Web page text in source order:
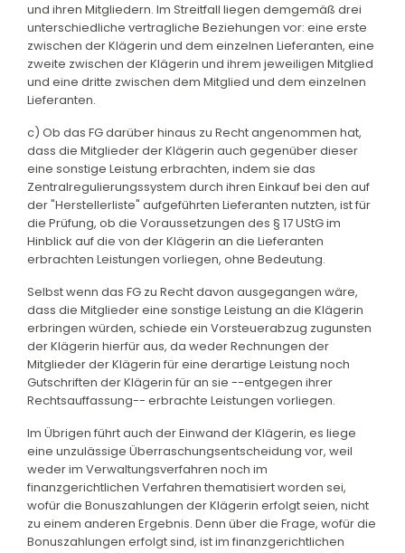
und ihren Mitgliedern. Im Streitfall liegen demgemäß drei
unterschiedliche vertragliche Beziehungen vor: eine erste
zwischen der Klägerin und dem einzelnen Lieferanten, eine
zweite zwischen der Klägerin und ihrem jeweiligen Mitglied
und eine dritte zwischen dem Mitglied und dem einzelnen
Lieferanten.
c) Ob das FG darüber hinaus zu Recht angenommen hat,
dass die Mitglieder der Klägerin auch gegenüber dieser
eine sonstige Leistung erbrachten, indem sie das
Zentralregulierungssystem durch ihren Einkauf bei den auf
der "Herstellerliste" aufgeführten Lieferanten nutzten, ist für
die Prüfung, ob die Voraussetzungen des § 17 UStG im
Hinblick auf die von der Klägerin an die Lieferanten
erbrachten Leistungen vorliegen, ohne Bedeutung.
Selbst wenn das FG zu Recht davon ausgegangen wäre,
dass die Mitglieder eine sonstige Leistung an die Klägerin
erbringen würden, schiede ein Vorsteuerabzug zugunsten
der Klägerin hierfür aus, da weder Rechnungen der
Mitglieder der Klägerin für eine derartige Leistung noch
Gutschriften der Klägerin für an sie --entgegen ihrer
Rechtsauffassung-- erbrachte Leistungen vorliegen.
Im Übrigen führt auch der Einwand der Klägerin, es liege
eine unzulässige Überraschungsentscheidung vor, weil
weder im Verwaltungsverfahren noch im
finanzgerichtlichen Verfahren thematisiert worden sei,
wofür die Bonuszahlungen der Klägerin erfolgt seien, nicht
zu einem anderen Ergebnis. Denn über die Frage, wofür die
Bonuszahlungen erfolgt sind, ist im finanzgerichtlichen